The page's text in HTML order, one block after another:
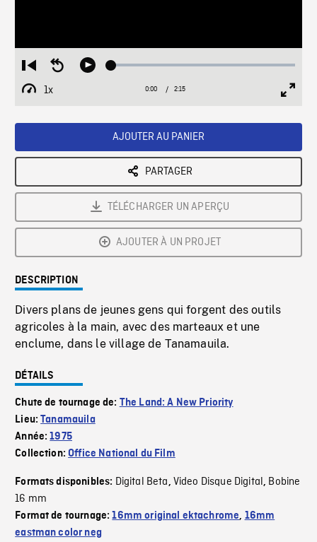
Restart
from
beginning
Seek
Play Loaded:
1x
Playback
Current
0:00 / Duration
2:15
AJOUTER AU PANIER
PARTAGER
TÉLÉCHARGER UN APERÇU
AJOUTER À UN PROJET
DESCRIPTION
Divers plans de jeunes gens qui forgent des outils
agricoles à la main, avec des marteaux et une
enclume, dans le village de Tanamauila.
DÉTAILS
Chute de tournage de: The Land: A New Priority
Lieu:Tanamauila
Année:1975
Collection:Office National du Film
Formats disponibles: Digital Beta, Video Disque Digital, Bobine
16 mm
Format de tournage:16mm original ektachrome, 16mm
eastman color neg